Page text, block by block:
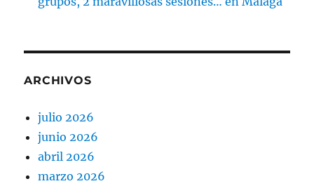
ARCHIVOS
julio 2026
junio 2026
abril 2026
marzo 2026